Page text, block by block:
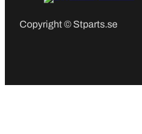
Copyright © Stparts.se